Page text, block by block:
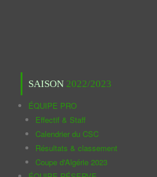
SAISON 2022/2023
ÉQUIPE PRO
Effectif & Staff
Calendrier du CSC
Résultats & classement
Coupe d'Algérie 2023